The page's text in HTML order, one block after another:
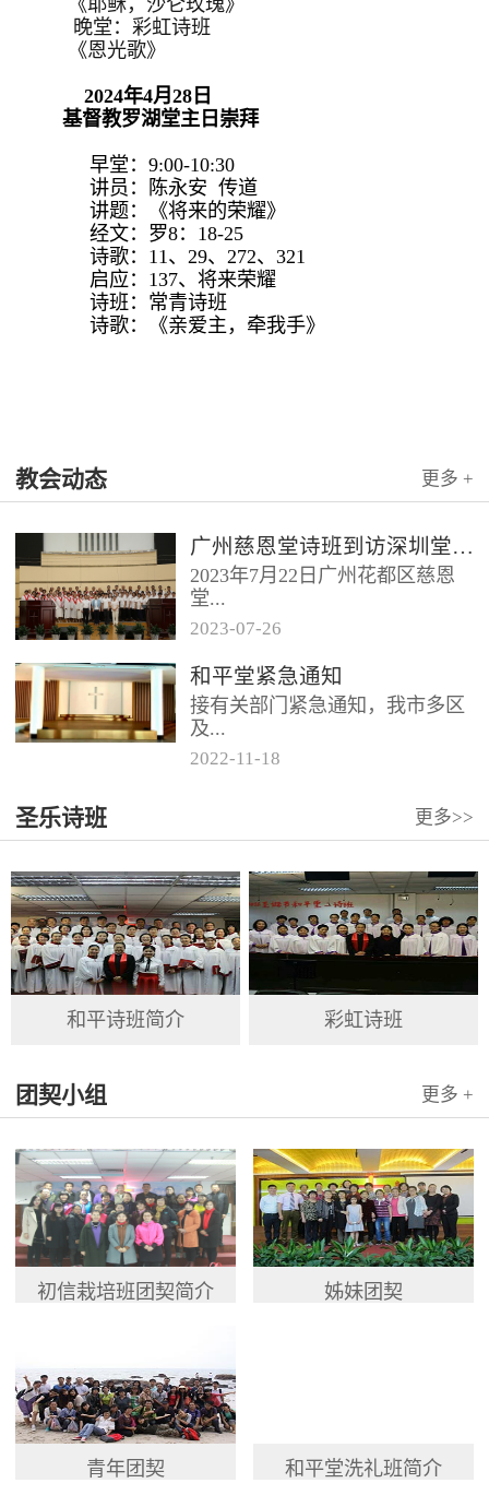
晚堂：彩虹诗班
《恩光歌》
2024年4月28日
基督教罗湖堂主日崇拜
早堂：9:00-10:30
讲员：陈永安 传道
讲题：《将来的荣耀》
经文：罗8：18-25
诗歌：11、29、272、321
启应：137、将来荣耀
诗班：常青诗班
诗歌：《亲爱主，牵我手》
教会动态 更多 +
广州慈恩堂诗班到访深圳堂、和平堂
2023年7月22日广州花都区慈恩
堂...
联合诗班在叶海莲牧师的带领
下，先后到访基督教和平堂、深
圳堂。 上午和平堂教...
2023-07-26
和平堂紧急通知
接有关部门紧急通知，我市多区
及...
况比较复杂。基督教和平堂自11
月19日起，执行实施“双暂停”
2022-11 -18
圣乐诗班 更多>>
和平诗班简介 彩虹诗班
团契小组 更多 +
初信栽培班团契简介 姊妹团契
青年团契 和平堂洗礼班简介